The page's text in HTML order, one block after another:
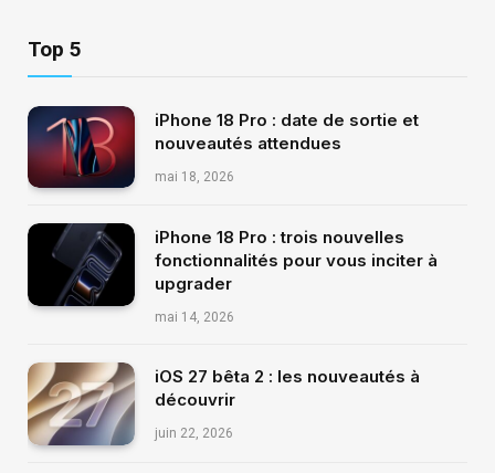
Top 5
iPhone 18 Pro : date de sortie et
nouveautés attendues
mai 18, 2026
iPhone 18 Pro : trois nouvelles
fonctionnalités pour vous inciter à
upgrader
mai 14, 2026
iOS 27 bêta 2 : les nouveautés à
découvrir
juin 22, 2026